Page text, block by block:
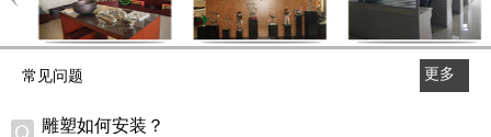
常见问题
更多
雕塑如何安装？